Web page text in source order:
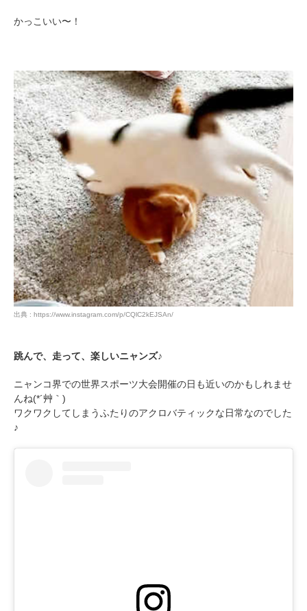
かっこいい〜！
出典 : https://www.instagram.com/p/CQlC2kEJSAn/
跳んで、走って、楽しいニャンズ♪
ニャンコ界での世界スポーツ大会開催の日も近いのかもしれませ
んね(*´艸｀)
ワクワクしてしまうふたりのアクロバティックな日常なのでした
♪